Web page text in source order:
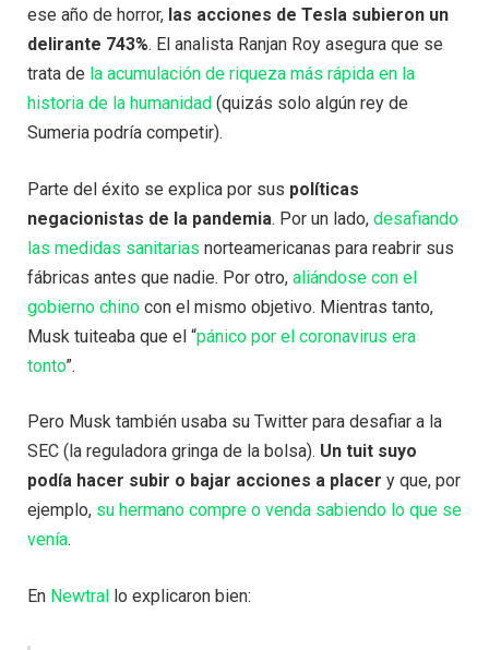
ese año de horror, las acciones de Tesla subieron un
delirante 743%. El analista Ranjan Roy asegura que se
trata de la acumulación de riqueza más rápida en la
historia de la humanidad (quizás solo algún rey de
Sumeria podría competir).
Parte del éxito se explica por sus políticas
negacionistas de la pandemia. Por un lado, desafiando
las medidas sanitarias norteamericanas para reabrir sus
fábricas antes que nadie. Por otro, aliándose con el
gobierno chino con el mismo objetivo. Mientras tanto,
Musk tuiteaba que el “pánico por el coronavirus era
tonto”.
Pero Musk también usaba su Twitter para desafiar a la
SEC (la reguladora gringa de la bolsa). Un tuit suyo
podía hacer subir o bajar acciones a placer y que, por
ejemplo, su hermano compre o venda sabiendo lo que se
venía.
En Newtral lo explicaron bien: